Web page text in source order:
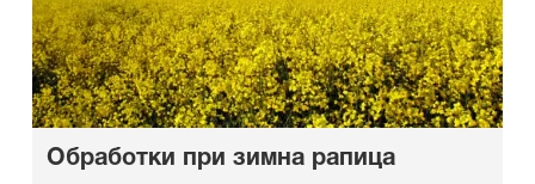
Обработки при зимна рапица